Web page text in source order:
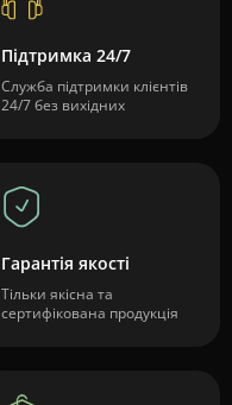
Підтримка 24/7
Служба підтримки клієнтів
24/7 без вихідних
Гарантія якості
Тільки якісна та
сертифікована продукція